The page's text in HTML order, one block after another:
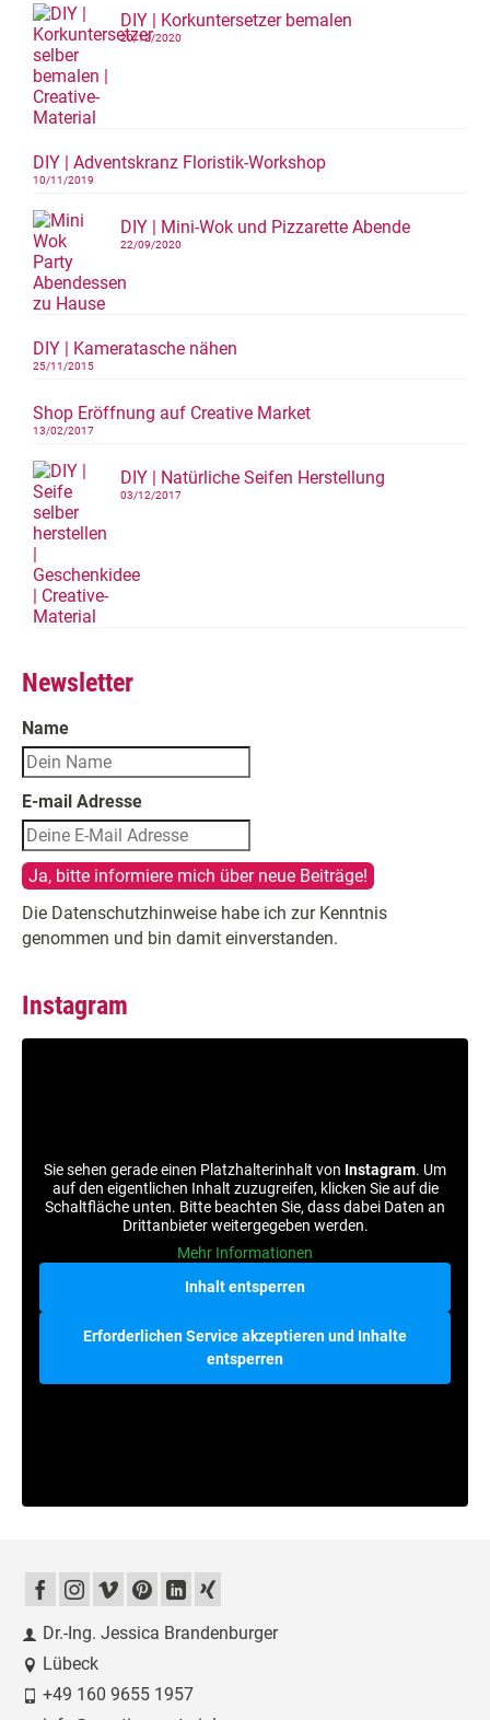
DIY | Korkuntersetzer bemalen
20/12/2020
DIY | Adventskranz Floristik-Workshop
10/11/2019
DIY | Mini-Wok und Pizzarette Abende
22/09/2020
DIY | Kameratasche nähen
25/11/2015
Shop Eröffnung auf Creative Market
13/02/2017
DIY | Natürliche Seifen Herstellung
03/12/2017
Newsletter
Name
E-mail Adresse
Die Datenschutzhinweise habe ich zur Kenntnis
genommen und bin damit einverstanden.
Instagram
Sie sehen gerade einen Platzhalterinhalt von Instagram. Um
auf den eigentlichen Inhalt zuzugreifen, klicken Sie auf die
Schaltfläche unten. Bitte beachten Sie, dass dabei Daten an
Drittanbieter weitergegeben werden.
Mehr Informationen
Inhalt entsperren
Erforderlichen Service akzeptieren und Inhalte
entsperren
Dr.-Ing. Jessica Brandenburger
Lübeck
+49 160 9655 1957